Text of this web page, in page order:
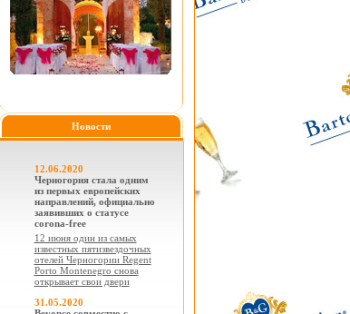
Новости
12.06.2020
Черногория стала одним
из первых европейских
направлений, официально
заявивших о статусе
corona-free
12 июня один из самых
известных пятизвездочных
отелей Черногории Regent
Porto Montenegro снова
открывает свои двери
31.05.2020